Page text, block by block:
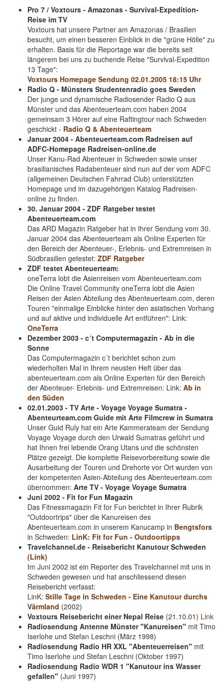
Pro 7 / Voxtours - Amazonas - Survival-Expedition-
Reise im TV
Voxtours hat unsere Partner am Amazonas / Brasilien
besucht, um einen besseren Einblick in die "grüne Hölle" zu
erhalten. Basis für die Reportage war die bereits seit
längerem bei uns zu buchende Reise "Survival-Expedition
13 Tage":
Voxtours Homepage Sendung 02.01.2005 18:15 Uhr
Radio Q - Münsters Studentenradio goes Sweden
Der junge und dynamische Radiosender Radio Q aus
Münster und das Abenteuerteam.com haben 2004
gemeinsam 3 Hörer auf eine Raftingtour nach Schweden
geschickt - Radio Q & Abenteuerteam
Januar 2004 - Abenteuerteam.com Radreisen auf
ADFC-Homepage Radreisen-online.de
Unser Kanu-Rad Abenteuer in Schweden sowie unser
brasilianisches Radabenteuer sind nun auf der vom ADFC
(allgemeinen Deutschen Fahrrad Club) unterstützten
Homepage und im dazugehörigen Katalog Radreisen-
online zu finden.
30. Januar 2004 - ZDF Ratgeber testet
Abenteuerteam.com
Das ARD Magazin Ratgeber hat in Ihrer Sendung vom 30.
Januar 2004 das Abenteuerteam als Online Experten für
den Bereich der Abenteuer-, Erlebnis- und Extremreisen in
Südbrasilien getestet: ZDF Ratgeber
ZDF testet Abenteuerteam:
oneTerra lobt die Asienreisen vom Abenteuerteam.com
Die Online Travel Community oneTerra lobt die Asien
Reisen der Asien Abteilung des Abenteuerteam.com, deren
Touren "einmalige Einblicke hinter den asiatischen Vorhang
und auf aktive und individuelle Art entführen": Link:
OneTerra
Dezember 2003 - c´t Computermagazin - Ab in die
Sonne
Das Computermagazin c´t berichtet schon zum
wiederholten Mal in Ihrem neusten Heft über das
abenteuerteam.com als Online Experten für den Bereich
der Abenteuer- Erlebnis- und Extremreisen: Link: Ab in
den Süden
02.01.2003 - TV Arte - Voyage Voyage Sumatra -
Abenteurteam.com Guide mit Arte Filmcrew in Sumatra
Unser Guid Ruly hat ein Arte Kammerateam der Sendung
Voyage Voyage durch den Urwald Sumatras geführt und
hat Ihnen frei lebende Orang Utans und die schönsten
Plätze gezeigt. Die komplette Reisevorbereitung sowie die
Ausarbeitung der Touren und Drehorte vor Ort wurden von
der kompetenten Asien-Abteilung des Abenteuerteam.com
übernommen: Arte TV - Voyage Voyage Sumatra
Juni 2002 - Fit for Fun Magazin
Das Fitnessmagazin Fit for Fun berichtet in Ihrer Rubrik
"Outdoortrips" über die Kanureisen des
Abenteuerteam.com in unserem Kanucamp in Bengtsfors
in Schweden: LinK: Fit for Fun - Outdoortipps
Travelchannel.de - Reisebericht Kanutour Schweden
(Link)
Im Juni 2002 ist ein Reporter des Travelchannel mit uns in
Schweden gewesen und hat anschliessend diesen
Reisebericht verfasst:
LinK: Stille Tage in Schweden - Eine Kanutour durchs
Värmland (2002)
Voxtours Reisebericht einer Nepal Reise (21.10.01) Link
Radiosendung Antenne Münster "Kanureisen" mit Timo
Iserlohe und Stefan Leschni (März 1998)
Radiosendung Radio HR XXL "Abenteuerreisen" mit
Timo Iserlohe und Stefan Leschni (Oktober 1997)
Radiosendung Radio WDR 1 "Kanutour ins Wasser
gefallen" (Juni 1997)